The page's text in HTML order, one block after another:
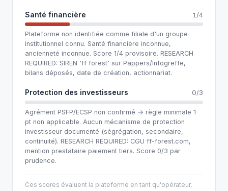
Santé financière 1/4
Plateforme non identifiée comme filiale d'un groupe
institutionnel connu. Santé financière inconnue,
ancienneté inconnue. Score 1/4 provisoire. RESEARCH
REQUIRED: SIREN 'ff forest' sur Pappers/Infogreffe,
bilans déposés, date de création, actionnariat.
Protection des investisseurs 0/3
Agrément PSFP/ECSP non confirmé → règle minimale 1
pt non applicable. Aucun mécanisme de protection
investisseur documenté (ségrégation, secondaire,
continuité). RESEARCH REQUIRED: CGU ff-forest.com,
mention prestataire paiement tiers. Score 0/3 par
prudence.
Ces scores évaluent la plateforme en tant qu'opérateur,